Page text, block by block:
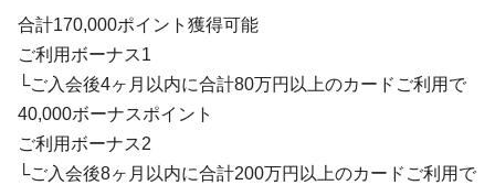
合計170,000ポイント獲得可能
ご利用ボーナス1
└ご入会後4ヶ月以内に合計80万円以上のカードご利用で
40,000ボーナスポイント
ご利用ボーナス2
└ご入会後8ヶ月以内に合計200万円以上のカードご利用で